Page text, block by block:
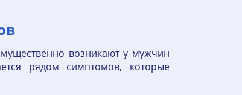
возникают у мужчин
рядом симптомов, которые